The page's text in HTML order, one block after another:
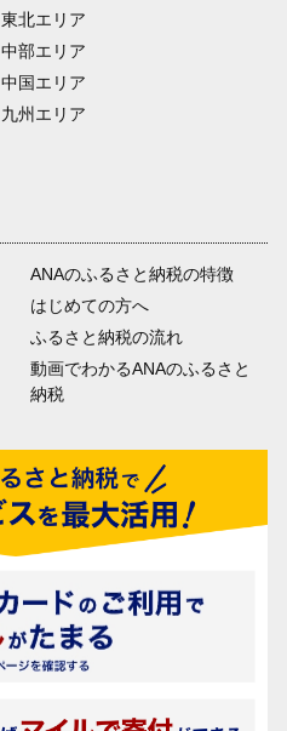
東北エリア
中部エリア
中国エリア
九州エリア
ANAのふるさと納税の特徴
はじめての方へ
ふるさと納税の流れ
動画でわかるANAのふるさと
納税